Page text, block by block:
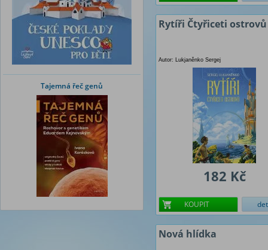
Tajemná řeč genů
Rytíři Čtyřiceti ostrovů
Autor: Lukjaněnko Sergej
182 Kč
KOUPIT
Nová hlídka